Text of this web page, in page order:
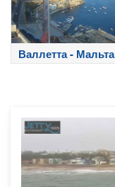
Валлетта - Мальта